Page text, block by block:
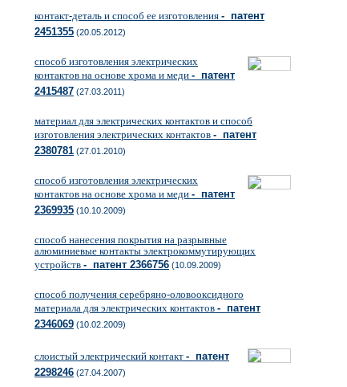
контакт-деталь и способ ее изготовления - патент
2451355 (20.05.2012)
способ изготовления электрических
контактов на основе хрома и меди - патент
2415487 (27.03.2011)
материал для электрических контактов и способ
изготовления электрических контактов - патент
2380781 (27.01.2010)
способ изготовления электрических
контактов на основе хрома и меди - патент
2369935 (10.10.2009)
способ нанесения покрытия на разрывные
алюминиевые контакты электрокоммутирующих
устройств - патент 2366756 (10.09.2009)
способ получения серебряно-оловооксидного
материала для электрических контактов - патент
2346069 (10.02.2009)
слоистый электрический контакт - патент
2298246 (27.04.2007)